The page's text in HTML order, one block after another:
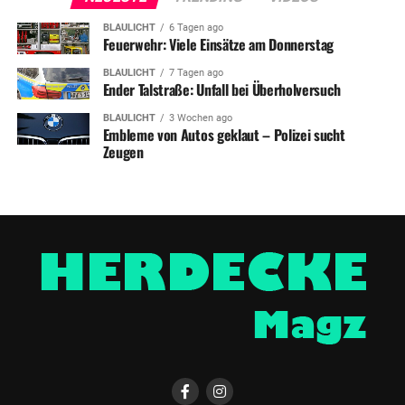
BLAULICHT 6 Tagen ago
Feuerwehr: Viele Einsätze am Donnerstag
BLAULICHT 7 Tagen ago
Ender Talstraße: Unfall bei Überholversuch
BLAULICHT 3 Wochen ago
Embleme von Autos geklaut – Polizei sucht
Zeugen